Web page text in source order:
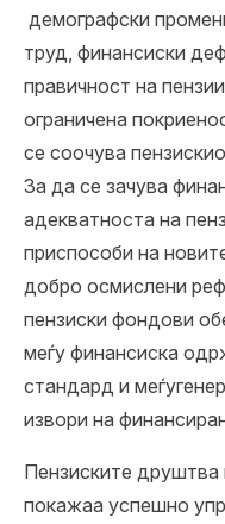
демографски
труд, финансиски
правичност на
ограничена
се соочува
За да се зачува
адекватноста на
приспособи на
добро осмислени
пензиски фондови
меѓу финансиска
стандард и
извори на
Пензиските друштва
покажаа успешно